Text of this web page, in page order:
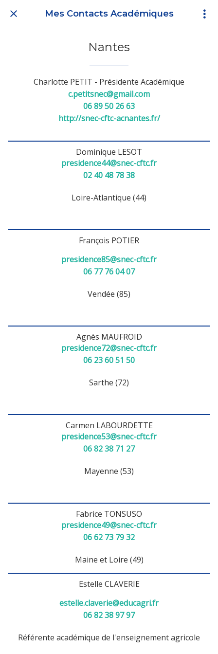
Mes Contacts Académiques
Nantes
Charlotte PETIT - Présidente Académique
c.petitsnec@gmail.com
06 89 50 26 63
http://snec-cftc-acnantes.fr/
Dominique LESOT
presidence44@snec-cftc.fr
02 40 48 78 38
Loire-Atlantique (44)
François POTIER
presidence85@snec-cftc.fr
06 77 76 04 07
Vendée (85)
Agnès MAUFROID
presidence72@snec-cftc.fr
06 23 60 51 50
Sarthe (72)
Carmen LABOURDETTE
presidence53@snec-cftc.fr
06 82 38 71 27
Mayenne (53)
Fabrice TONSUSO
presidence49@snec-cftc.fr
06 62 73 79 32
Maine et Loire (49)
Estelle CLAVERIE
estelle.claverie@educagri.fr
06 82 38 97 97
Référente académique de l'enseignement agricole